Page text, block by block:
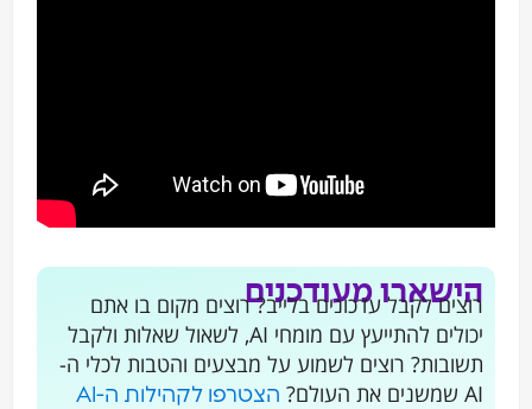
הישארו מעודכנים
רוצים לקבל עדכונים בלייב? רוצים מקום בו אתם
יכולים להתייעץ עם מומחי AI, לשאול שאלות ולקבל
תשובות? רוצים לשמוע על מבצעים והטבות לכלי ה-
AI שמשנים את העולם?
הצטרפו לקהילות ה-AI